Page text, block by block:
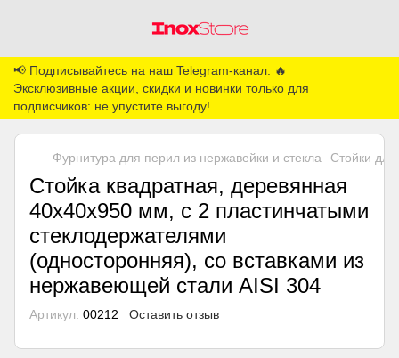
📢 Подписывайтесь на наш Telegram-канал. 🔥
Эксклюзивные акции, скидки и новинки только для
подписчиков: не упустите выгоду!
Фурнитура для перил из нержавейки и стекла Стойки
Стойка квадратная, деревянная
40х40х950 мм, с 2 пластинчатыми
стеклодержателями
(односторонняя), со вставками из
нержавеющей стали AISI 304
Артикул: 00212 Оставить отзыв